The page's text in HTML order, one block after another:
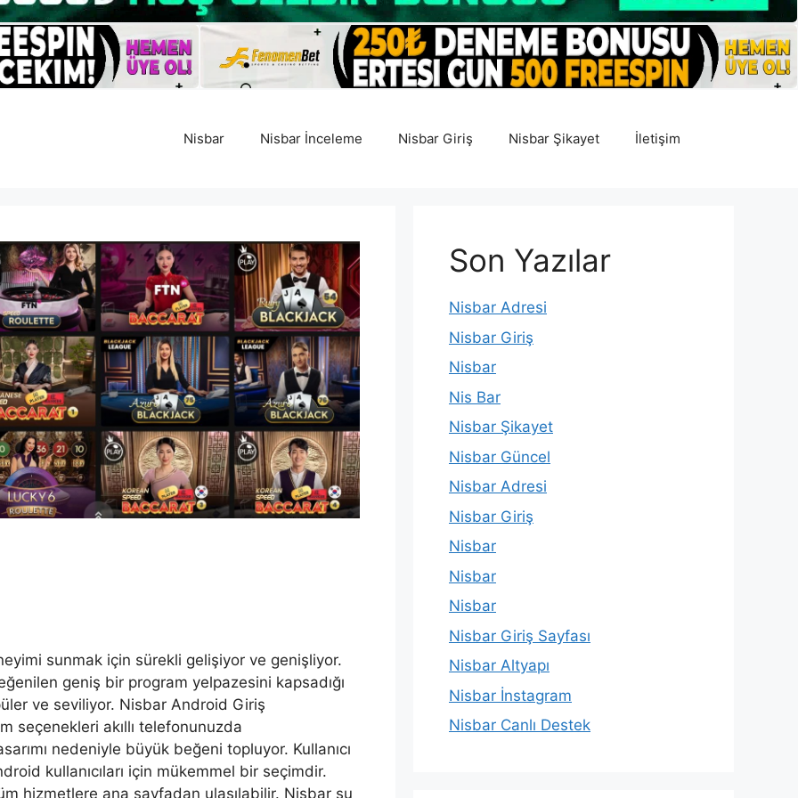
Nisbar Nisbar İnceleme Nisbar Giriş Nisbar Şikayet İletişim
sunmak için sürekli gelişiyor ve genişliyor.
geniş bir program yelpazesini kapsadığı
ve seviliyor. Nisbar Android Giriş
seçenekleri akıllı telefonunuzda
nedeniyle büyük beğeni topluyor. Kullanıcı
kullanıcıları için mükemmel bir seçimdir.
hizmetlere ana sayfadan ulaşılabilir. Nisbar şu
Son Yazılar
Nisbar Adresi
Nisbar Giriş
Nisbar
Nis Bar
Nisbar Şikayet
Nisbar Güncel
Nisbar Adresi
Nisbar Giriş
Nisbar
Nisbar
Nisbar
Nisbar Giriş Sayfası
Nisbar Altyapı
Nisbar İnstagram
Nisbar Canlı Destek